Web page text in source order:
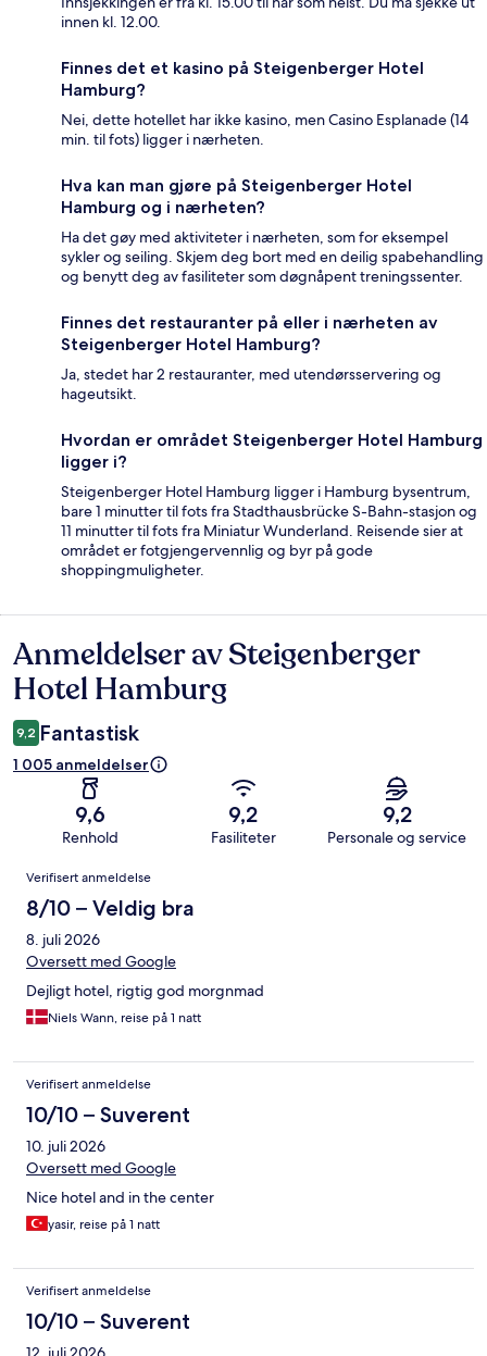
innen kl. 12.00.
Finnes det et kasino på Steigenberger Hotel
Hamburg?
Nei, dette hotellet har ikke kasino, men Casino Esplanade (14
min. til fots) ligger i nærheten.
Hva kan man gjøre på Steigenberger Hotel
Hamburg og i nærheten?
Ha det gøy med aktiviteter i nærheten, som for eksempel
sykler og seiling. Skjem deg bort med en deilig spabehandling
og benytt deg av fasiliteter som døgnåpent treningssenter.
Finnes det restauranter på eller i nærheten av
Steigenberger Hotel Hamburg?
Ja, stedet har 2 restauranter, med utendørsservering og
hageutsikt.
Hvordan er området Steigenberger Hotel Hamburg
ligger i?
Steigenberger Hotel Hamburg ligger i Hamburg bysentrum,
bare 1 minutter til fots fra Stadthausbrücke S-Bahn-stasjon og
11 minutter til fots fra Miniatur Wunderland. Reisende sier at
området er fotgjengervennlig og byr på gode
shoppingmuligheter.
Anmeldelser
Anmeldelser av Steigenberger
Hotel Hamburg
9,2 Fantastisk
1 005 anmeldelser
9,6
Renhold
9,2
Fasiliteter
9,2
Personale og service
Anmeldelser
Verifisert anmeldelse
8/10 – Veldig bra
8. juli 2026
Oversett med Google
Dejligt hotel, rigtig god morgnmad
Niels Wann, reise på 1 natt
Verifisert anmeldelse
10/10 – Suverent
10. juli 2026
Oversett med Google
Nice hotel and in the center
yasir, reise på 1 natt
Verifisert anmeldelse
10/10 – Suverent